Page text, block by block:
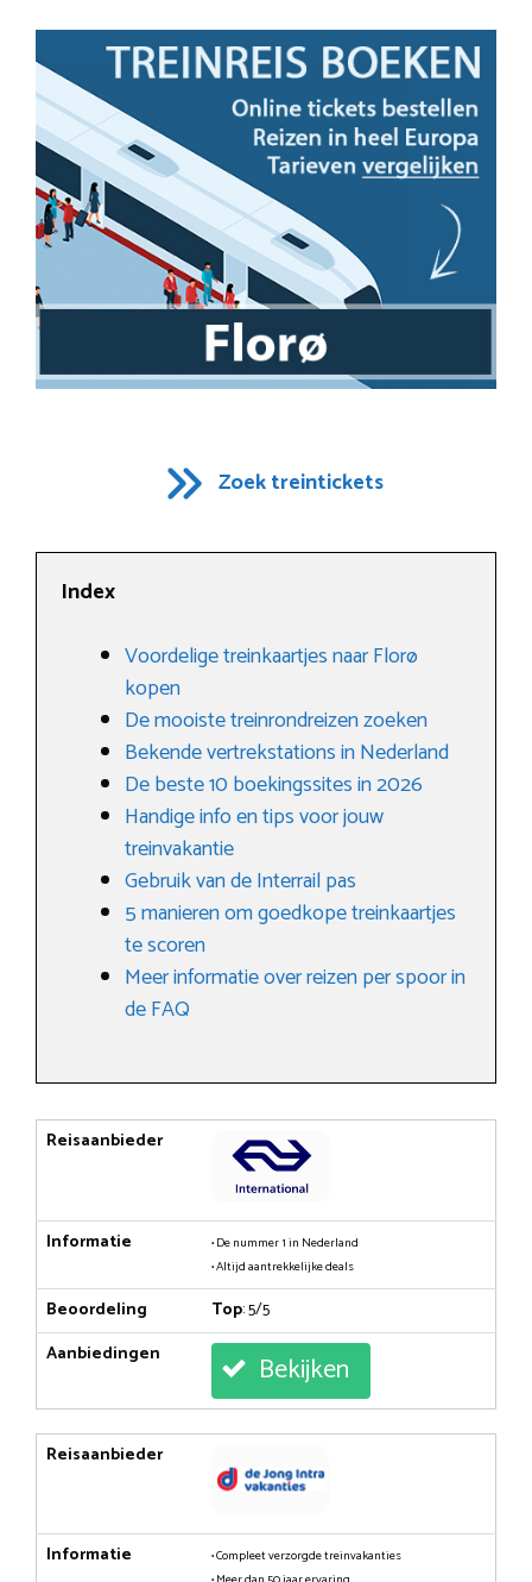
Zoek treintickets
Index
Voordelige treinkaartjes naar Florø
kopen
De mooiste treinrondreizen zoeken
Bekende vertrekstations in Nederland
De beste 10 boekingssites in 2026
Handige info en tips voor jouw
treinvakantie
Gebruik van de Interrail pas
5 manieren om goedkope treinkaartjes
te scoren
Meer informatie over reizen per spoor in
de FAQ
Reisaanbieder
Informatie
• De nummer 1 in Nederland
• Altijd aantrekkelijke deals
Beoordeling Top: 5/5
Aanbiedingen
Bekijken
Reisaanbieder
Informatie
• Compleet verzorgde treinvakanties